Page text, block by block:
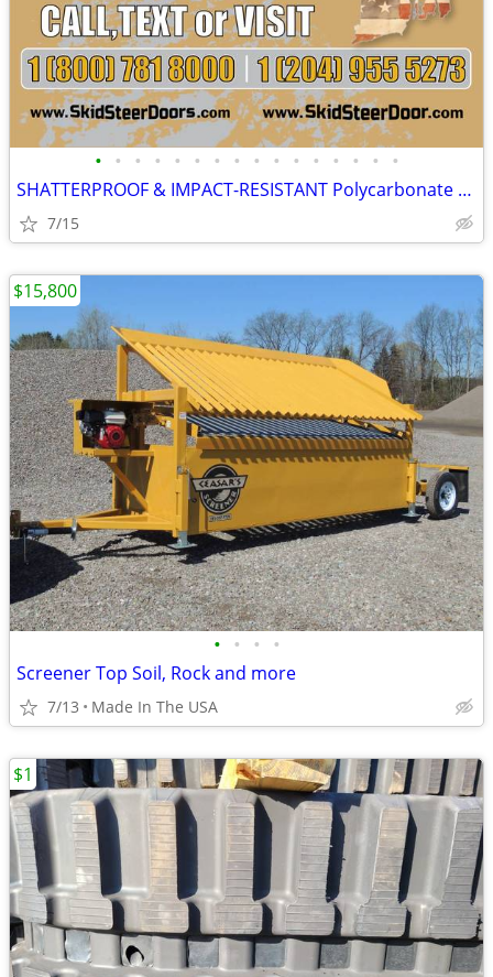
• • • • • • • • • • • • • • • •
SHATTERPROOF & IMPACT-RESISTANT Polycarbonate Skid Steer Door Kits
7/15
• • • •
Screener Top Soil, Rock and more
7/13 Made In The USA
$15,800
$1